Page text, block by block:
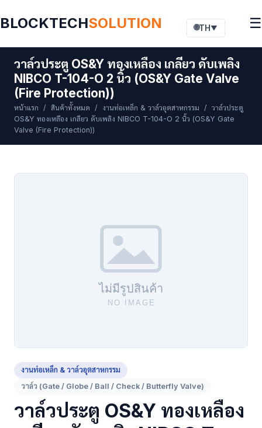
BLOCKTECHSOLUTION 🌐TH ▼ ☰
วาล์วประตู OS&Y ทองเหลือง เกลียว ดับเพลิง
NIBCO T-104-O 2 นิ้ว (OS&Y Gate Valve
(Fire Protection))
หน้าแรก / สินค้าทั้งหมด / งานท่อเหล็ก & วาล์วอุตสาหกรรม / วาล์วประตู
OS&Y ทองเหลือง เกลียว ดับเพลิง NIBCO T-104-O 2 นิ้ว (OS&Y Gate
Valve (Fire Protection))
งานท่อเหล็ก & วาล์วอุตสาหกรรม
วาล์ว (Gate / Globe / Ball / Check / Butterfly Valve)
วาล์วประตู OS&Y ทองเหลือง